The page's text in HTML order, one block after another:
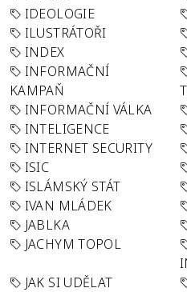
IDEOLOGIE
ILUSTRÁTOŘI
INDEX
INFORMAČNÍ
KAMPAŇ
INFORMAČNÍ VÁLKA
INTELIGENCE
INTERNET SECURITY
ISIC
ISLÁMSKÝ STÁT
IVAN MLÁDEK
JABLKA
JACHYM TOPOL
JAK SI UDĚLAT